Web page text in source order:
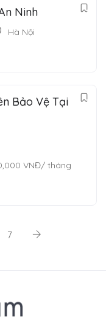
Ninh
Hà Nội
Bảo Vệ Tại
VNĐ/ tháng
7